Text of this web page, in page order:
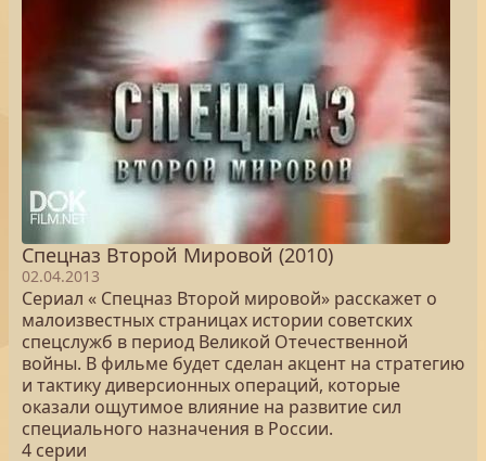
Спецназ Второй Мировой (2010)
02.04.2013
Сериал « Спецназ Второй мировой» расскажет о
малоизвестных страницах истории советских
спецслужб в период Великой Отечественной
войны. В фильме будет сделан акцент на стратегию
и тактику диверсионных операций, которые
оказали ощутимое влияние на развитие сил
специального назначения в России.
4 серии